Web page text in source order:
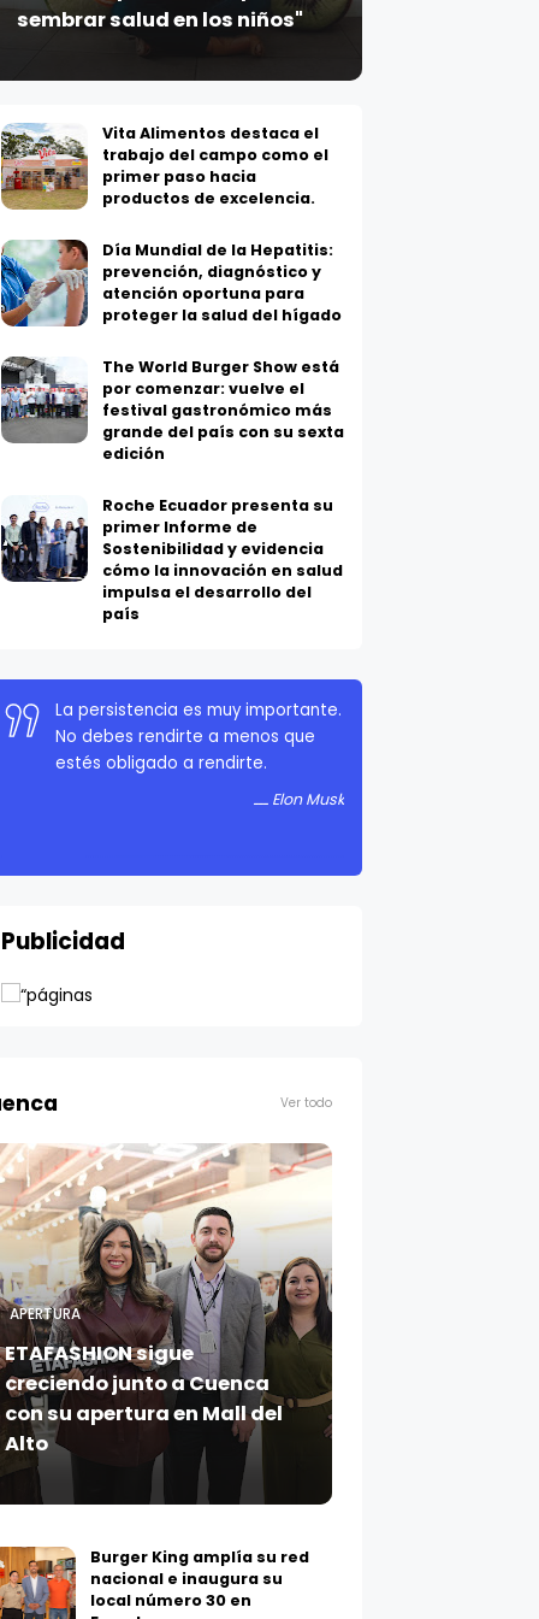
trabajo del campo como el
primer paso hacia
productos de excelencia.
prevención, diagnóstico y
atención oportuna para
proteger la salud del hígado
por comenzar: vuelve el
festival gastronómico más
grande del país con su sexta
edición
primer Informe de
Sostenibilidad y evidencia
cómo la innovación en salud
impulsa el desarrollo del
país
La persistencia es muy importante.
No debes rendirte a menos que
estés obligado a rendirte.
APERTURA
ETAFASHION sigue
creciendo junto a Cuenca
con su apertura en Mall del
Alto
nacional e inaugura su
local número 30 en
Ecuador